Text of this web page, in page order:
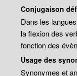
Conjugaison
Dans les
la flexion des
fonction des
Usage des
Synonymes et